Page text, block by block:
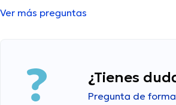
Ver más preguntas
¿Tienes
Pregunta de